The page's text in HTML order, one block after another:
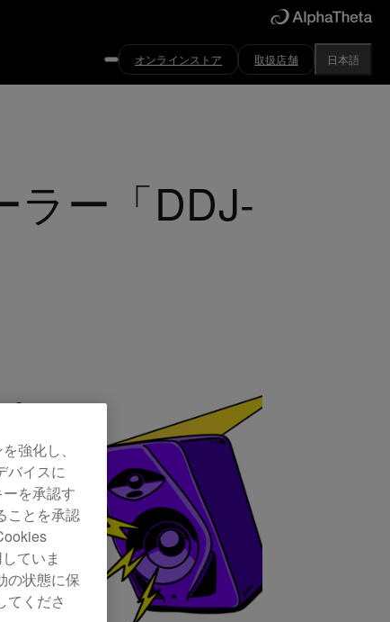
オンラインストア 取扱店舗 日本語
ラー「DDJ-
強化し、
バイスに
を承認す
ことを承認
ていま
の状態に保
てくださ